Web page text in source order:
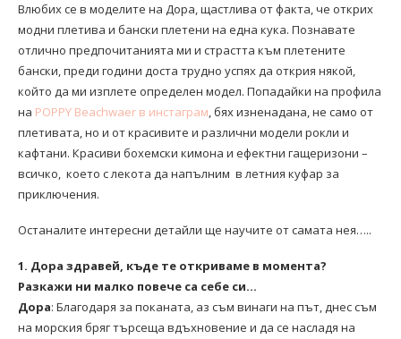
Влюбих се в моделите на Дора, щастлива от факта, че открих
модни плетива и бански плетени на една кука. Познавате
отлично предпочитанията ми и страстта към плетените
бански, преди години доста трудно успях да открия някой,
който да ми изплете определен модел. Попадайки на профила
на POPPY Beachwaer в инстаграм, бях изненадана, не само от
плетивата, но и от красивите и различни модели рокли и
кафтани. Красиви бохемски кимона и ефектни гащеризони –
всичко, което с лекота да напълним в летния куфар за
приключения.
Останалите интересни детайли ще научите от самата нея…..
1. Дора здравей, къде те откриваме в момента?
Разкажи ни малко повече са себе си…
Дора: Благодаря за поканата, аз съм винаги на път, днес съм
на морския бряг търсеща вдъхновение и да се насладя на